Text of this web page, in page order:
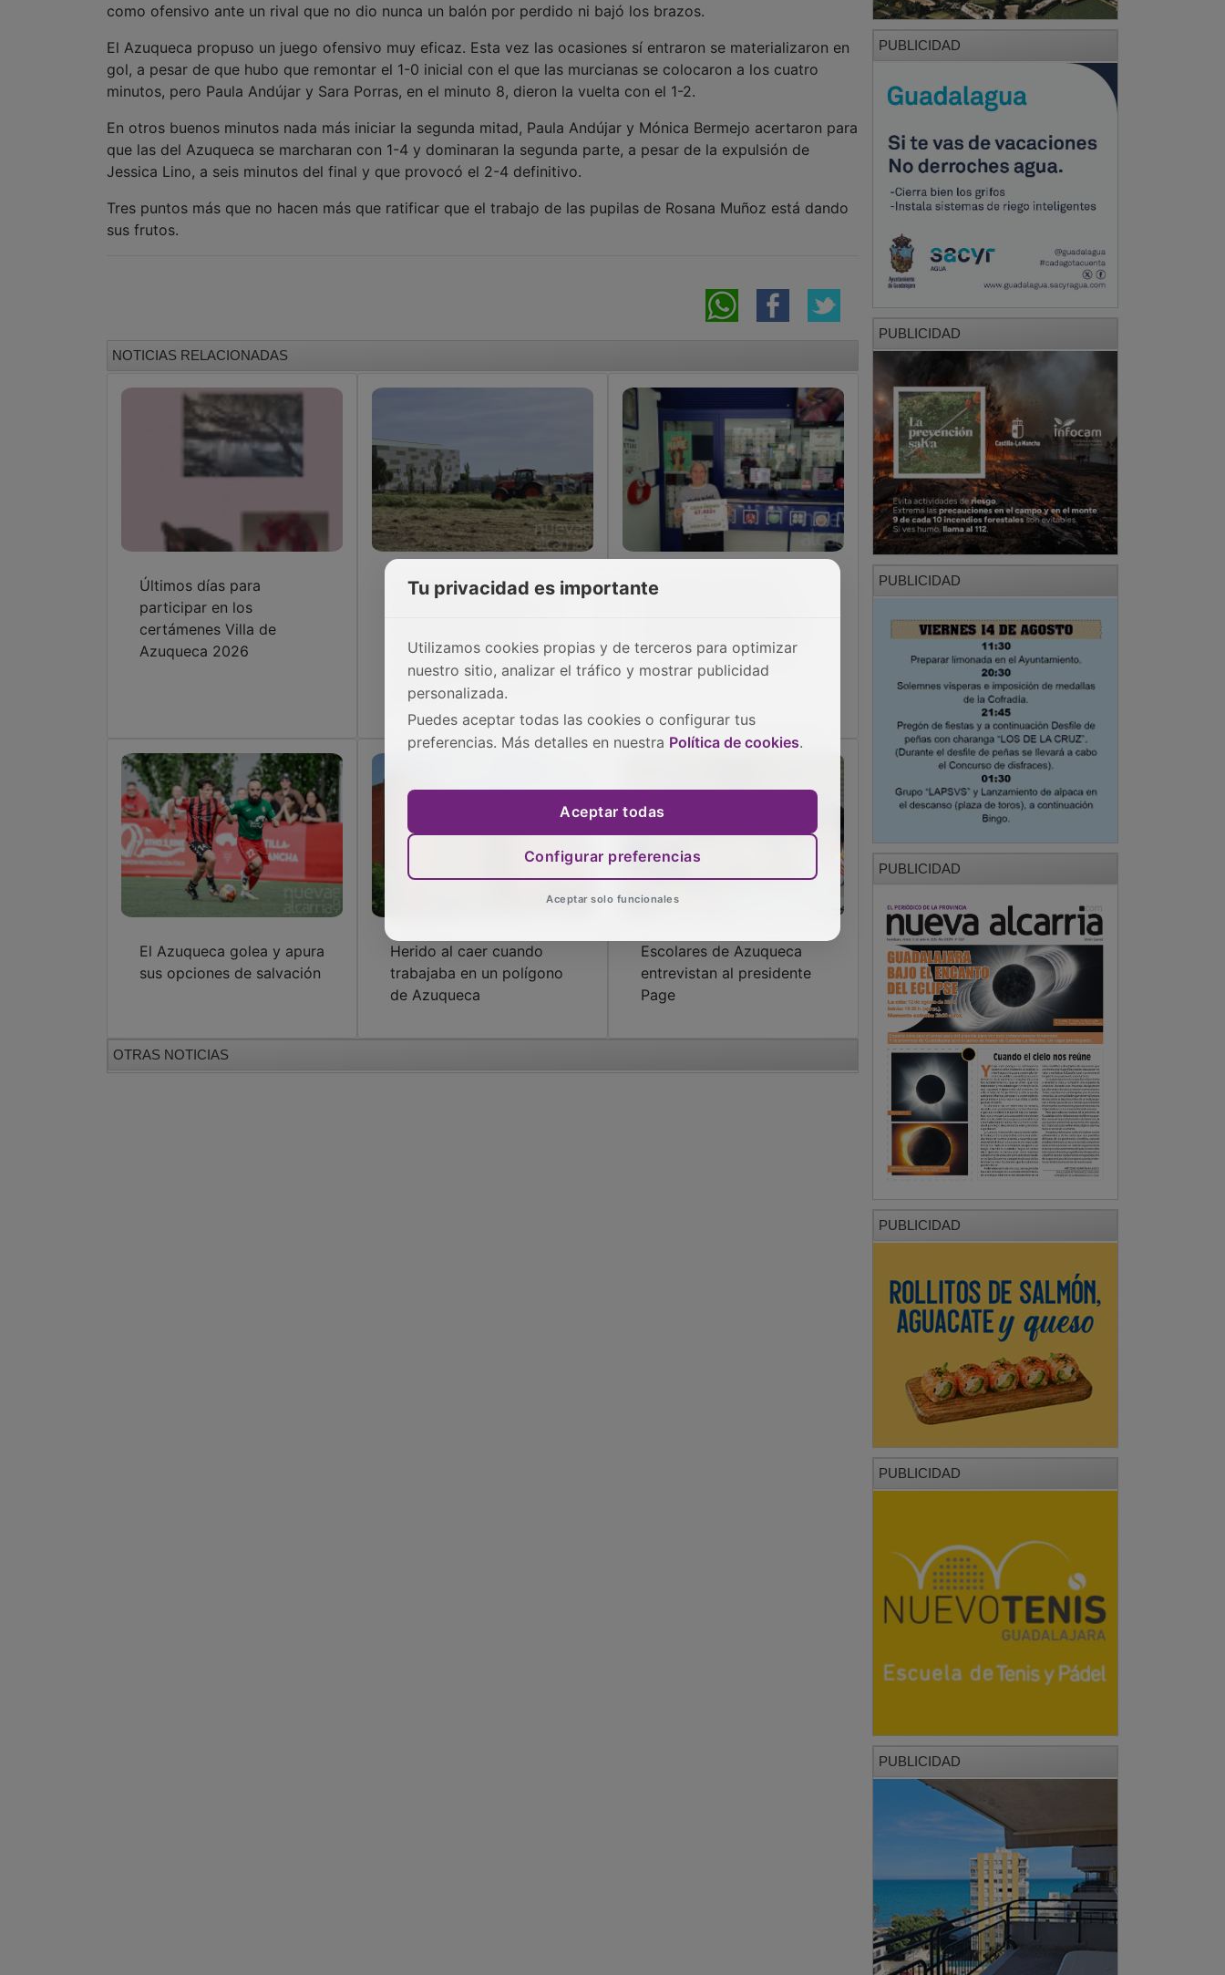
como ofensivo ante un rival que no dio nunca un balón por perdido ni bajó los brazos.
El Azuqueca propuso un juego ofensivo muy eficaz. Esta vez las ocasiones sí entraron se materializaron en
gol, a pesar de que hubo que remontar el 1-0 inicial con el que las murcianas se colocaron a los cuatro
minutos, pero Paula Andújar y Sara Porras, en el minuto 8, dieron la vuelta con el 1-2.
En otros buenos minutos nada más iniciar la segunda mitad, Paula Andújar y Mónica Bermejo acertaron para
que las del Azuqueca se marcharan con 1-4 y dominaran la segunda parte, a pesar de la expulsión de
Jessica Lino, a seis minutos del final y que provocó el 2-4 definitivo.
Tres puntos más que no hacen más que ratificar que el trabajo de las pupilas de Rosana Muñoz está dando
sus frutos.
NOTICIAS RELACIONADAS
Últimos días para
participar en los
certámenes Villa de
Azuqueca 2026
El Ayuntamiento de
reforzar los trabajos de
mantenimiento en la
ciudad
Un boleto sellado en
euros en la Bonoloto
El Azuqueca golea y apura
sus opciones de salvación
Herido al caer cuando
trabajaba en un polígono
de Azuqueca
Escolares de Azuqueca
entrevistan al presidente
Page
OTRAS NOTICIAS
PUBLICIDAD
PUBLICIDAD
PUBLICIDAD
PUBLICIDAD
PUBLICIDAD
PUBLICIDAD
PUBLICIDAD
Tu privacidad es importante
Utilizamos cookies propias y de terceros para optimizar
nuestro sitio, analizar el tráfico y mostrar publicidad
personalizada.
Puedes aceptar todas las cookies o configurar tus
preferencias. Más detalles en nuestra Política de cookies.
Aceptar todas
Configurar preferencias
Aceptar solo funcionales